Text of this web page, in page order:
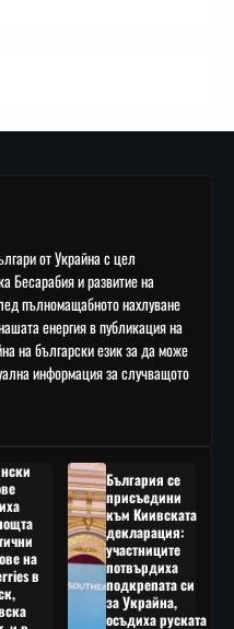
от Украйна с цел
Бесарабия и развитие на
пълномащабното нахлуване
енергия в публикация на
на български език за да може
информация за случващото
на
в
България се
присъедини
към Киивската
декларация:
участниците
потвърдиха
подкрепата си
за Украйна,
осъдиха руската